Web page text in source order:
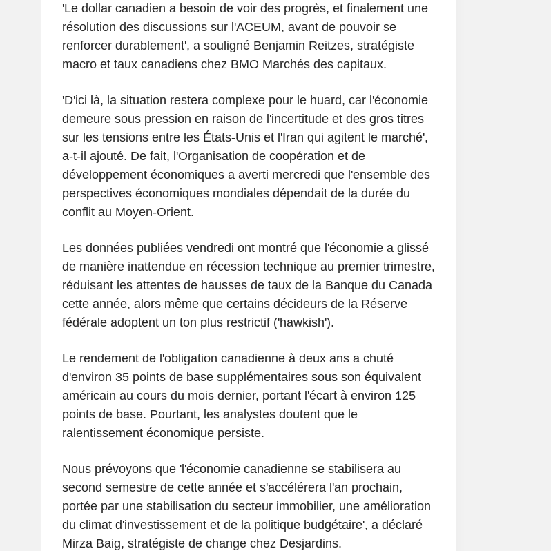
'Le dollar canadien a besoin de voir des progrès, et finalement une
résolution des discussions sur l'ACEUM, avant de pouvoir se
renforcer durablement', a souligné Benjamin Reitzes, stratégiste
macro et taux canadiens chez BMO Marchés des capitaux.
'D'ici là, la situation restera complexe pour le huard, car l'économie
demeure sous pression en raison de l'incertitude et des gros titres
sur les tensions entre les États-Unis et l'Iran qui agitent le marché',
a-t-il ajouté. De fait, l'Organisation de coopération et de
développement économiques a averti mercredi que l'ensemble des
perspectives économiques mondiales dépendait de la durée du
conflit au Moyen-Orient.
Les données publiées vendredi ont montré que l'économie a glissé
de manière inattendue en récession technique au premier trimestre,
réduisant les attentes de hausses de taux de la Banque du Canada
cette année, alors même que certains décideurs de la Réserve
fédérale adoptent un ton plus restrictif ('hawkish').
Le rendement de l'obligation canadienne à deux ans a chuté
d'environ 35 points de base supplémentaires sous son équivalent
américain au cours du mois dernier, portant l'écart à environ 125
points de base. Pourtant, les analystes doutent que le
ralentissement économique persiste.
Nous prévoyons que 'l'économie canadienne se stabilisera au
second semestre de cette année et s'accélérera l'an prochain,
portée par une stabilisation du secteur immobilier, une amélioration
du climat d'investissement et de la politique budgétaire', a déclaré
Mirza Baig, stratégiste de change chez Desjardins.